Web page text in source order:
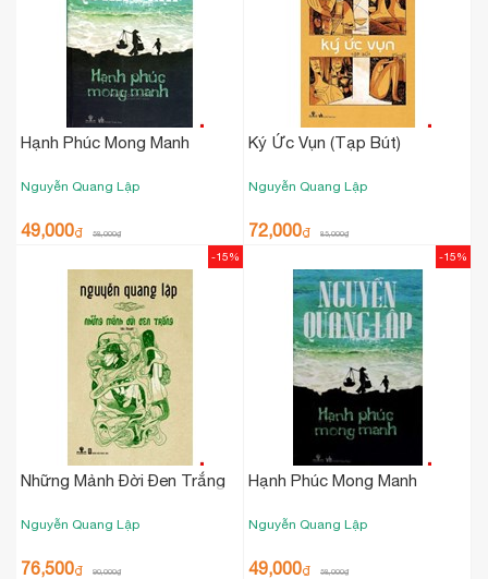
Hạnh Phúc Mong Manh
Nguyễn Quang Lập
49,000₫ 58,000₫
Ký Ức Vụn (Tạp Bút)
Nguyễn Quang Lập
72,000₫ 85,000₫
Những Mảnh Đời Đen Trắng
Nguyễn Quang Lập
76,500₫ 90,000₫
-15%
Hạnh Phúc Mong Manh
Nguyễn Quang Lập
49,000₫ 58,000₫
-15%